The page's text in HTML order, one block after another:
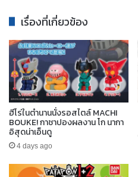
เรื่องที่เกี่ยวข้อง
ฮีโร่ในตำนานนั่งรอสไตล์ MACHI
BOUKE! กาชาปองผลงาน โก นากา
อิสุดน่าเอ็นดู
4 days ago